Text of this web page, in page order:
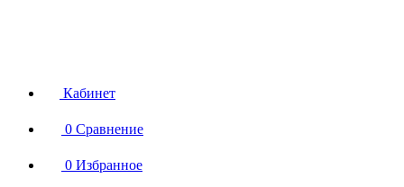
Кабинет
0 Сравнение
0 Избранное